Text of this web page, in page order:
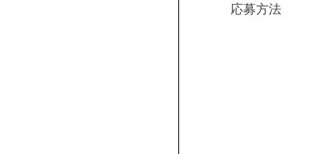
応募方法